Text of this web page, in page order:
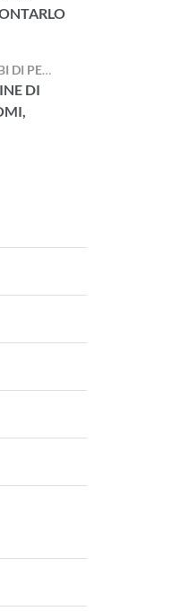
DISTURBI DI PERSONALITÀ
DI